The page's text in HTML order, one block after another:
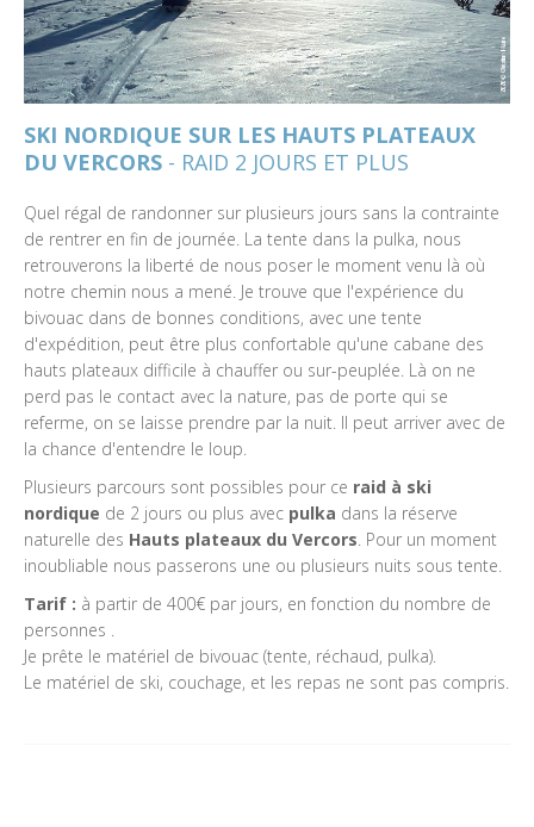
SKI NORDIQUE SUR LES HAUTS PLATEAUX
DU VERCORS - RAID 2 JOURS ET PLUS
Quel régal de randonner sur plusieurs jours sans la contrainte
de rentrer en fin de journée. La tente dans la pulka, nous
retrouverons la liberté de nous poser le moment venu là où
notre chemin nous a mené. Je trouve que l'expérience du
bivouac dans de bonnes conditions, avec une tente
d'expédition, peut être plus confortable qu'une cabane des
hauts plateaux difficile à chauffer ou sur-peuplée. Là on ne
perd pas le contact avec la nature, pas de porte qui se
referme, on se laisse prendre par la nuit. Il peut arriver avec de
la chance d'entendre le loup.
Plusieurs parcours sont possibles pour ce raid à ski
nordique de 2 jours ou plus avec pulka dans la réserve
naturelle des Hauts plateaux du Vercors. Pour un moment
inoubliable nous passerons une ou plusieurs nuits sous tente.
Tarif : à partir de 400€ par jours, en fonction du nombre de
personnes .
Je prête le matériel de bivouac (tente, réchaud, pulka).
Le matériel de ski, couchage, et les repas ne sont pas compris.